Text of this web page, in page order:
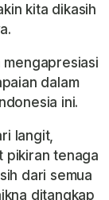
kita dikasih
dalam
ini.
langit,
pikiran tenaga
dari semua
ditangkap